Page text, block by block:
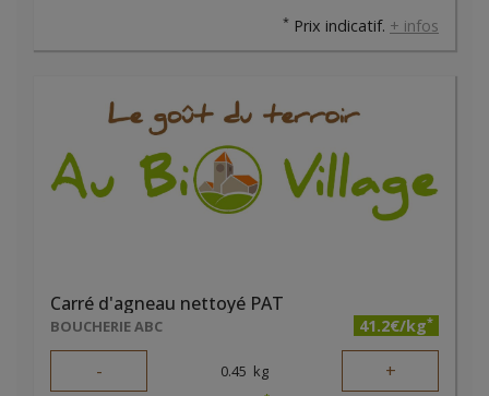
* Prix indicatif. + infos
Carré d'agneau nettoyé PAT
BOUCHERIE ABC 41.2€/kg*
- 0.45 kg +